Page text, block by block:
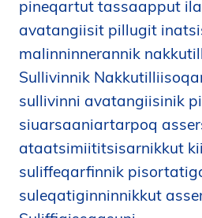
o
l
d
å
s
i
d
n
pineqartut tassaapput
avatangiisit pillugit
malinninnerannik
Sullivinnik
sullivinni avatangiisinik
siuarsaaniartarpoq
ataatsimiititsisarnikkut
suliffeqarfinnik
suleqatiginninnikkut